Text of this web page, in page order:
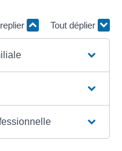
Tout déplier